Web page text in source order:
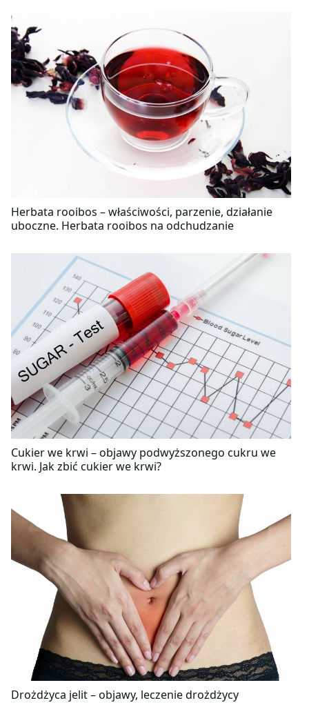
Herbata rooibos – właściwości, parzenie, działanie
uboczne. Herbata rooibos na odchudzanie
Cukier we krwi – objawy podwyższonego cukru we
krwi. Jak zbić cukier we krwi?
Drożdżyca jelit – objawy, leczenie drożdżycy